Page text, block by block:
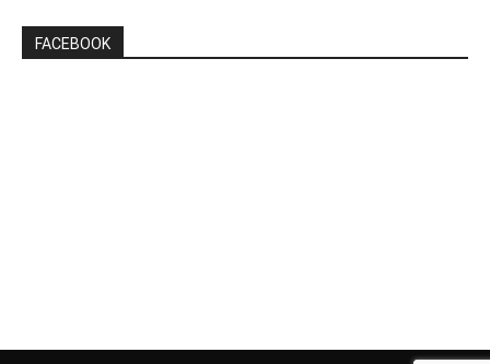
FACEBOOK